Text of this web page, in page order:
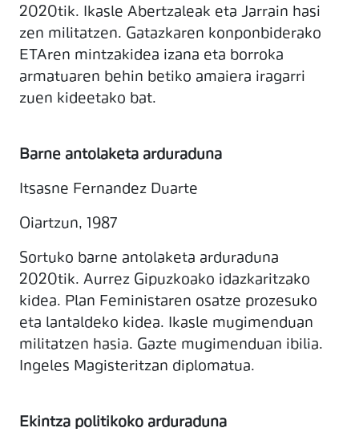
2020tik. Ikasle Abertzaleak eta Jarrain hasi
zen militatzen. Gatazkaren konponbiderako
ETAren mintzakidea izana eta borroka
armatuaren behin betiko amaiera iragarri
zuen kideetako bat.
Barne antolaketa arduraduna
Itsasne Fernandez Duarte
Oiartzun, 1987
Sortuko barne antolaketa arduraduna
2020tik. Aurrez Gipuzkoako idazkaritzako
kidea. Plan Feministaren osatze prozesuko
eta lantaldeko kidea. Ikasle mugimenduan
militatzen hasia. Gazte mugimenduan ibilia.
Ingeles Magisteritzan diplomatua.
Ekintza politikoko arduraduna